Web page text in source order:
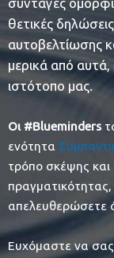
συνταγές
θετικές
αυτοβελτίωσης
μερικά από αυτά,
ιστότοπο μας.
Οι #Blueminders
ενότητα
τρόπο σκέψης και
απελευθερώσετε
Ευχόμαστε να σας